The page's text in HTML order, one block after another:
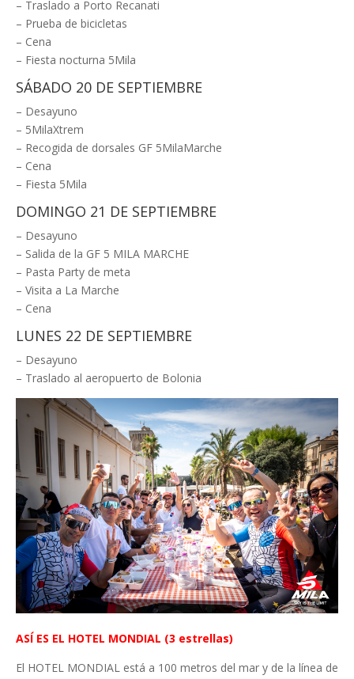
– Traslado a Porto Recanati
– Prueba de bicicletas
– Cena
– Fiesta nocturna 5Mila
SÁBADO 20 DE SEPTIEMBRE
– Desayuno
– 5MilaXtrem
– Recogida de dorsales GF 5MilaMarche
– Cena
– Fiesta 5Mila
DOMINGO 21 DE SEPTIEMBRE
– Desayuno
– Salida de la GF 5 MILA MARCHE
– Pasta Party de meta
– Visita a La Marche
– Cena
LUNES 22 DE SEPTIEMBRE
– Desayuno
– Traslado al aeropuerto de Bolonia
ASÍ ES EL HOTEL MONDIAL (3 estrellas)
El HOTEL MONDIAL está a 100 metros del mar y de la línea de